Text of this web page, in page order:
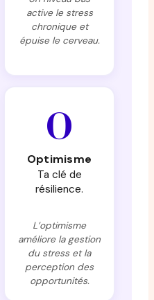
active le stress
chronique et
épuise le cerveau.
O
Optimisme
Ta clé de
résilience.
L’optimisme
améliore la gestion
du stress et la
perception des
opportunités.